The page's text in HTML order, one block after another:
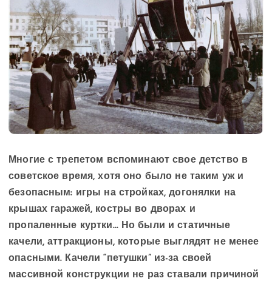
Многие с трепетом вспоминают свое детство в
советское время, хотя оно было не таким уж и
безопасным: игры на стройках, догонялки на
крышах гаражей, костры во дворах и
пропаленные куртки… Но были и статичные
качели, аттракционы, которые выглядят не менее
опасными. Качели “петушки” из-за своей
массивной конструкции не раз ставали причиной